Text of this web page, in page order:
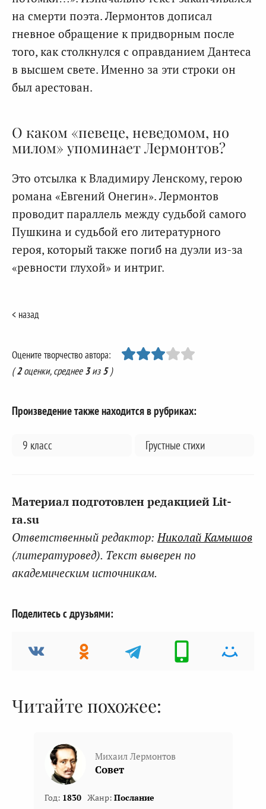
на смерти поэта. Лермонтов дописал
гневное обращение к придворным после
того, как столкнулся с оправданием Дантеса
в высшем свете. Именно за эти строки он
был арестован.
О каком «певеце, неведомом, но
милом» упоминает Лермонтов?
Это отсылка к Владимиру Ленскому, герою
романа «Евгений Онегин». Лермонтов
проводит параллель между судьбой самого
Пушкина и судьбой его литературного
героя, который также погиб на дуэли из-за
«ревности глухой» и интриг.
< назад
Оцените творчество автора:
(2оценки, среднее3из5)
Произведение также находится в рубриках:
9 класс Грустные стихи
Материал подготовлен редакцией Lit-
ra.su
Ответственный редактор:Николай Камышов
(литературовед). Текст выверен по
академическим источникам.
Поделитесь с друзьями:
Читайте похожее:
Михаил Лермонтов
Совет
Год: 1830 Жанр: Послание